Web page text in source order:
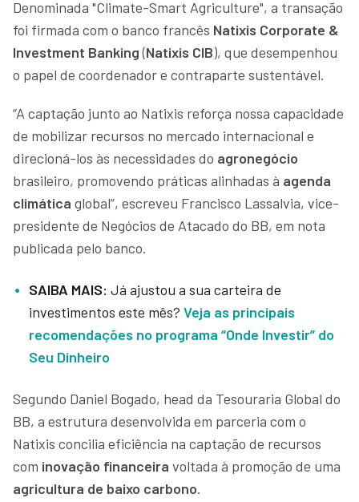
Denominada "Climate-Smart Agriculture", a transação
foi firmada com o banco francês Natixis Corporate &
Investment Banking(Natixis CIB), que desempenhou
o papel de coordenador e contraparte sustentável.
“A captação junto ao Natixis reforça nossa capacidade
de mobilizar recursos no mercado internacional e
direcioná-los às necessidades do agronegócio
brasileiro, promovendo práticas alinhadas à agenda
climática global”, escreveu Francisco Lassalvia, vice-
presidente de Negócios de Atacado do BB, em nota
publicada pelo banco.
SAIBA MAIS: Já ajustou a sua carteira de
investimentos este mês? Veja as principais
recomendações no programa “Onde Investir” do
Seu Dinheiro
Segundo Daniel Bogado, head da Tesouraria Global do
BB, a estrutura desenvolvida em parceria com o
Natixis concilia eficiência na captação de recursos
com inovação financeira voltada à promoção de uma
agricultura de baixo carbono.